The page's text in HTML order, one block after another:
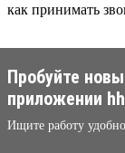
как принимать
Пробуйте
приложении
Ищите работу